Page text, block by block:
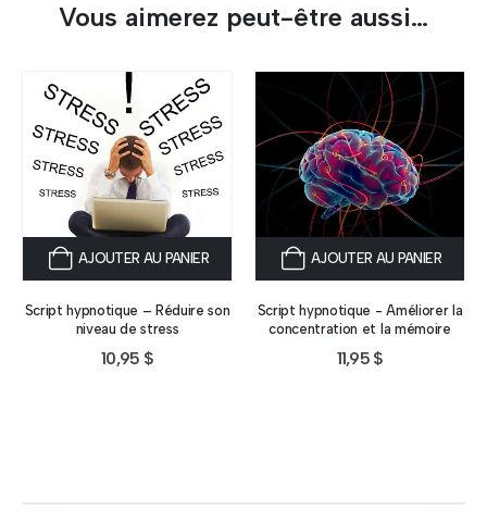
Vous aimerez peut-être aussi…
AJOUTER AU PANIER
Script hypnotique – Réduire son
niveau de stress
10,95 $
AJOUTER AU PANIER
Script hypnotique - Améliorer la
concentration et la mémoire
11,95 $